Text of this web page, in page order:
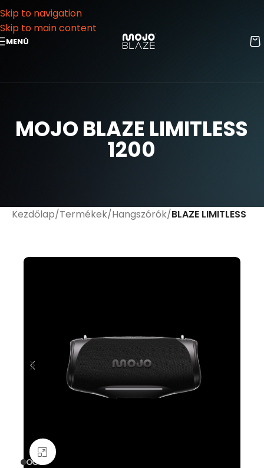
Skip to navigation
Skip to main content
MENÜ
MOJO BLAZE LIMITLESS
1200
Kezdőlap Termékek Hangszórók BLAZE LIMITLESS
Nagyításhoz kattints ide